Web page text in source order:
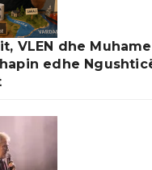
VLEN dhe
edhe